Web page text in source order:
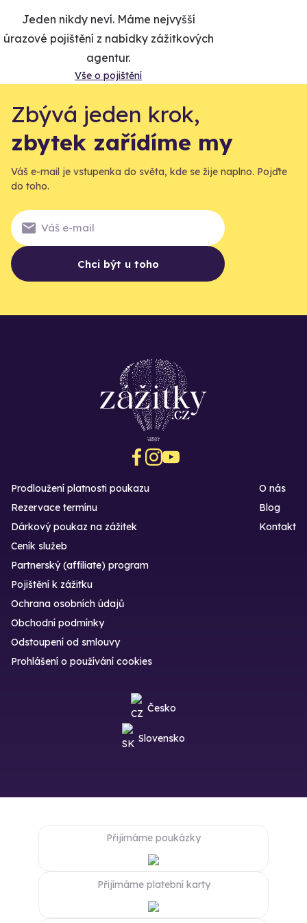
Jeden nikdy neví. Máme nejvyšší
úrazové pojištění z nabídky zážitkových
agentur.
Vše o pojištění
Zbývá jeden krok,
zbytek zařídíme my
Váš e-mail je vstupenka do světa, kde se žije naplno. Pojďte
do toho.
Chci být u toho
Prodloužení platnosti poukazu
Rezervace termínu
Dárkový poukaz na zážitek
O nás
Blog
Kontakt
Ceník služeb
Partnerský (affiliate) program
Pojištění k zážitku
Ochrana osobních údajů
Obchodní podmínky
Odstoupení od smlouvy
Prohlášení o používání cookies
Česko
Slovensko
Přijímáme poukázky
Přijímáme platební karty